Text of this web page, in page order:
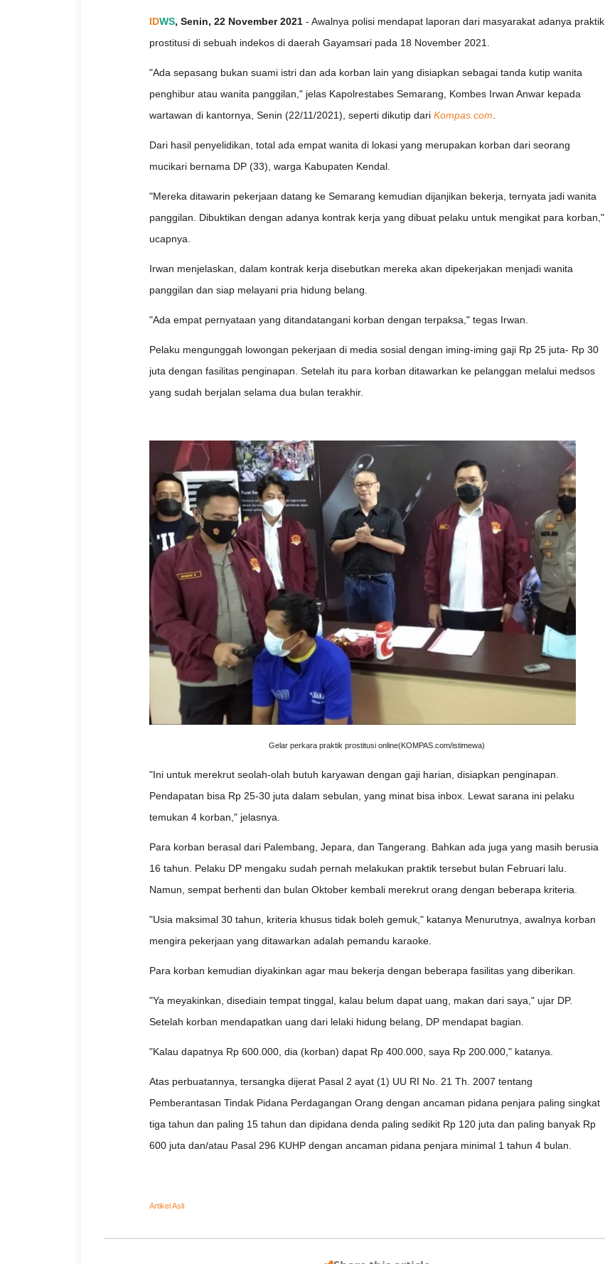
IDWS, Senin, 22 November 2021- Awalnya polisi mendapat laporan dari masyarakat adanya praktik
prostitusi di sebuah indekos di daerah Gayamsari pada 18 November 2021.
"Ada sepasang bukan suami istri dan ada korban lain yang disiapkan sebagai tanda kutip wanita
penghibur atau wanita panggilan," jelas Kapolrestabes Semarang, Kombes Irwan Anwar kepada
wartawan di kantornya, Senin (22/11/2021), seperti dikutip dari Kompas.com
Dari hasil penyelidikan, total ada empat wanita di lokasi yang merupakan korban dari seorang
mucikari bernama DP (33), warga Kabupaten Kendal.
"Mereka ditawarin pekerjaan datang ke Semarang kemudian dijanjikan bekerja, ternyata jadi wanita
panggilan. Dibuktikan dengan adanya kontrak kerja yang dibuat pelaku untuk mengikat para korban,"
ucapnya.
Irwan menjelaskan, dalam kontrak kerja disebutkan mereka akan dipekerjakan menjadi wanita
panggilan dan siap melayani pria hidung belang.
"Ada empat pernyataan yang ditandatangani korban dengan terpaksa," tegas Irwan.
Pelaku mengunggah lowongan pekerjaan di media sosial dengan iming-iming gaji Rp 25 juta- Rp 30
juta dengan fasilitas penginapan. Setelah itu para korban ditawarkan ke pelanggan melalui medsos
yang sudah berjalan selama dua bulan terakhir.
Gelar perkara praktik prostitusi online(KOMPAS.com/istimewa)
"Ini untuk merekrut seolah-olah butuh karyawan dengan gaji harian, disiapkan penginapan.
Pendapatan bisa Rp 25-30 juta dalam sebulan, yang minat bisa inbox. Lewat sarana ini pelaku
temukan 4 korban," jelasnya.
Para korban berasal dari Palembang, Jepara, dan Tangerang. Bahkan ada juga yang masih berusia
16 tahun. Pelaku DP mengaku sudah pernah melakukan praktik tersebut bulan Februari lalu.
Namun, sempat berhenti dan bulan Oktober kembali merekrut orang dengan beberapa kriteria.
"Usia maksimal 30 tahun, kriteria khusus tidak boleh gemuk," katanya Menurutnya, awalnya korban
mengira pekerjaan yang ditawarkan adalah pemandu karaoke.
Para korban kemudian diyakinkan agar mau bekerja dengan beberapa fasilitas yang diberikan.
"Ya meyakinkan, disediain tempat tinggal, kalau belum dapat uang, makan dari saya," ujar DP.
Setelah korban mendapatkan uang dari lelaki hidung belang, DP mendapat bagian.
"Kalau dapatnya Rp 600.000, dia (korban) dapat Rp 400.000, saya Rp 200.000," katanya.
Atas perbuatannya, tersangka dijerat Pasal 2 ayat (1) UU RI No. 21 Th. 2007 tentang
Pemberantasan Tindak Pidana Perdagangan Orang dengan ancaman pidana penjara paling singkat
tiga tahun dan paling 15 tahun dan dipidana denda paling sedikit Rp 120 juta dan paling banyak Rp
600 juta dan/atau Pasal 296 KUHP dengan ancaman pidana penjara minimal 1 tahun 4 bulan.
Artikel Asli